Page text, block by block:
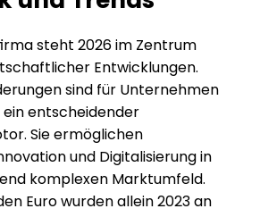
steht 2026 im Zentrum
Entwicklungen.
sind für Unternehmen
entscheidender
Sie ermöglichen
und Digitalisierung in
komplexen Marktumfeld.
Euro wurden allein 2023 an